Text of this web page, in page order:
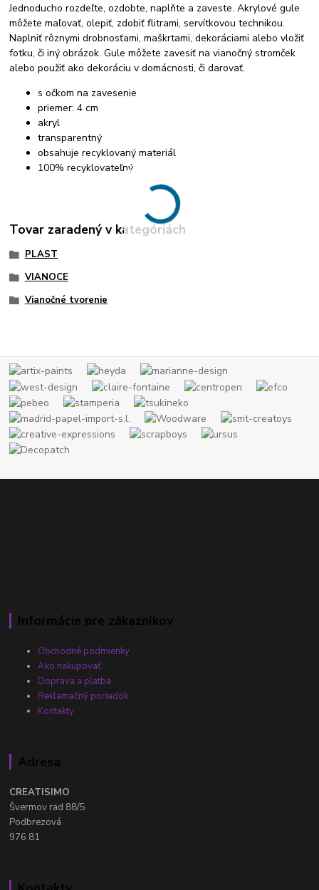
Jednoducho rozdeľte, ozdobte, naplňte a zaveste. Akrylové gule
môžete maľovať, olepiť, zdobiť flitrami, servítkovou technikou.
Naplniť rôznymi drobnosťami, maškrtami, dekoráciami alebo vložiť
fotku, či iný obrázok. Gule môžete zavesiť na vianočný stromček
alebo použiť ako dekoráciu v domácnosti, či darovať.
s očkom na zavesenie
priemer: 4 cm
akryl
transparentný
obsahuje recyklovaný materiál
100% recyklovateľný
Tovar zaradený v kategóriách
PLAST
VIANOCE
Vianočné tvorenie
Informácie pre zákazníkov
Obchodné podmienky
Ako nakupovať
Doprava a platba
Reklamačný poriadok
Kontakty
Adresa
CREATISIMO
Švermov rad 88/5
Podbrezová
976 81